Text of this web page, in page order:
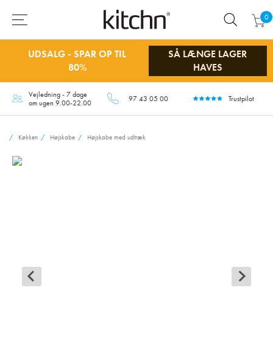
0
UDSALG - SPAR OP TIL
80%
SÅ LÆNGE LAGER
HAVES
Vejledning - 7 dage
om ugen 9.00-22.00
97 43 05 00 Trustpilot
Køkken Højskabe Højskabe med udtræk